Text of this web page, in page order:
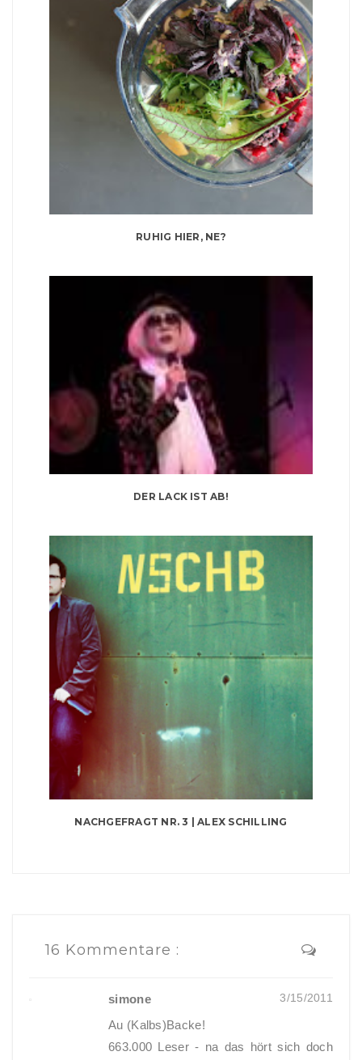
RUHIG HIER, NE?
DER LACK IST AB!
NACHGEFRAGT NR. 3 | ALEX SCHILLING
16 Kommentare :
simone 3/15/2011
Au (Kalbs)Backe!
663.000 Leser - na das hört sich doch